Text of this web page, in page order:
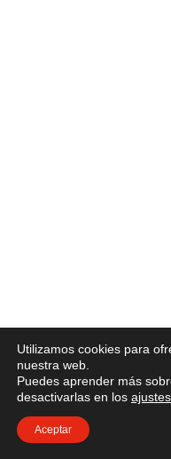
Utilizamos cookies para
nuestra web.
Puedes aprender más
desactivarlas en los ajustes
Aceptar